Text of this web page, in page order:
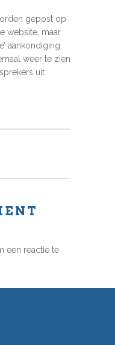
gepost op
website, maar
aankondiging.
weer te zien
uit
een reactie te